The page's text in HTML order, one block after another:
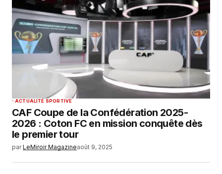
ACTUALITÉ SPORTIVE
CAF Coupe de la Confédération 2025-
2026 : Coton FC en mission conquête dès
le premier tour
par LeMiroir Magazineaoût 9, 2025